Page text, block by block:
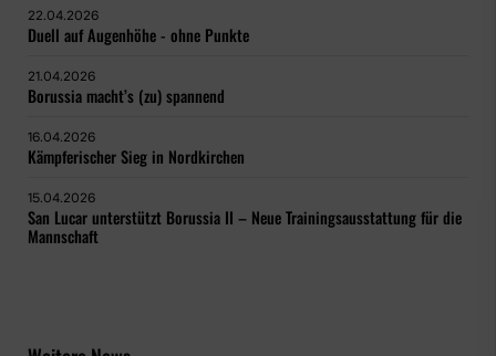
22.04.2026
Duell auf Augenhöhe - ohne Punkte
21.04.2026
Borussia macht’s (zu) spannend
16.04.2026
Kämpferischer Sieg in Nordkirchen
15.04.2026
San Lucar unterstützt Borussia II – Neue Trainingsausstattung für die
Mannschaft